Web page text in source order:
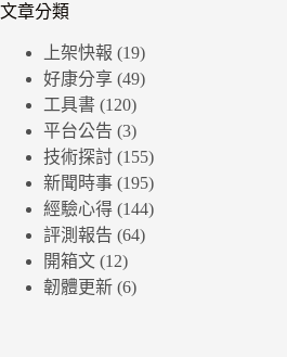
文章分類
上架快報 (19)
好康分享 (49)
工具書 (120)
平台公告 (3)
技術探討 (155)
新聞時事 (195)
經驗心得 (144)
評測報告 (64)
開箱文 (12)
韌體更新 (6)